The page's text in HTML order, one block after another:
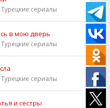
Турецкие сериалы
в мою дверь
Турецкие сериалы
Турецкие сериалы
и сестры